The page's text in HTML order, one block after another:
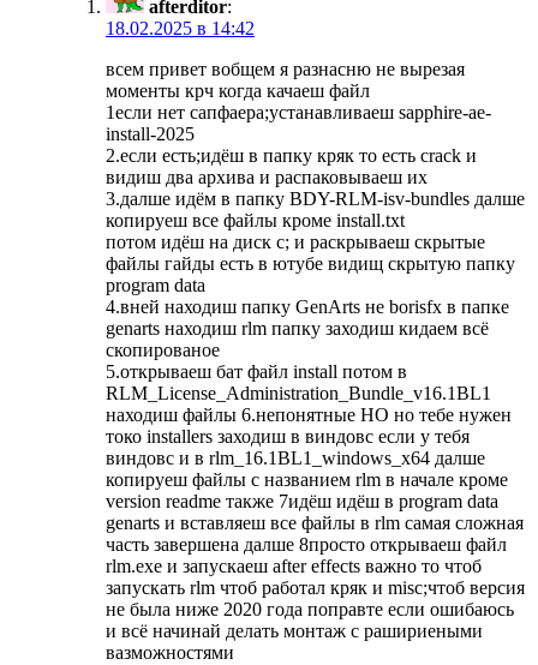
afterditor:
18.02.2025 в 14:42
всем привет вобщем я разнасню не вырезая
моменты крч когда качаеш файл
1если нет сапфаера;устанавливаеш sapphire-ae-
install-2025
2.если есть;идёш в папку кряк то есть crack и
видиш два архива и распаковываеш их
3.далше идём в папку BDY-RLM-isv-bundles далше
копируеш все файлы кроме install.txt
потом идёш на диск c; и раскрываеш скрытые
файлы гайды есть в ютубе видищ скрытую папку
program data
4.вней находиш папку GenArts не borisfx в папке
genarts находиш rlm папку заходиш кидаем всё
скопированое
5.открываеш бат файл install потом в
RLM_License_Administration_Bundle_v16.1BL1
находиш файлы 6.непонятные НО но тебе нужен
токо installers заходиш в виндовс если у тебя
виндовс и в rlm_16.1BL1_windows_x64 далше
копируеш файлы с названием rlm в начале кроме
version readme также 7идёш идёш в program data
genarts и вставляеш все файлы в rlm самая сложная
часть завершена далше 8просто открываеш файл
rlm.exe и запускаеш after effects важно то чтоб
запускать rlm чтоб работал кряк и misc;чтоб версия
не была ниже 2020 года поправте если ошибаюсь
и всё начинай делать монтаж с рашириеными
вазможностями